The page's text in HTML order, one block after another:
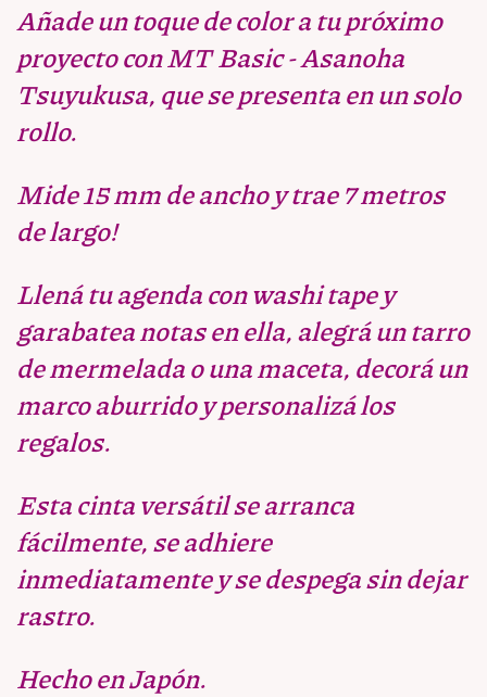
Añade un toque de color a tu próximo
proyecto con MT Basic - Asanoha
Tsuyukusa, que se presenta en un solo
rollo.
Mide 15 mm de ancho y trae 7 metros
de largo!
Llená tu agenda con washi tape y
garabatea notas en ella, alegrá un tarro
de mermelada o una maceta, decorá un
marco aburrido y personalizá los
regalos.
Esta cinta versátil se arranca
fácilmente, se adhiere
inmediatamente y se despega sin dejar
rastro.
Hecho en Japón.